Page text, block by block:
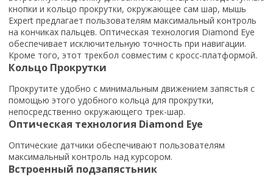
кнопки и кольцо прокрутки, окружающее сам шар, мышь
Expert предлагает пользователям максимальный контроль
на кончиках пальцев. Оптическая технология Diamond Eye
обеспечивает исключительную точность при навигации.
Кроме того, этот трекбол совместим с кросс-платформой.
Кольцо Прокрутки
Прокрутите удобно с минимальным движением запястья с
помощью этого удобного кольца для прокрутки,
непосредственно окружающего трек-шар.
Оптическая технология Diamond Eye
Оптические датчики обеспечивают пользователям
максимальный контроль над курсором.
Встроенный подзапястьник